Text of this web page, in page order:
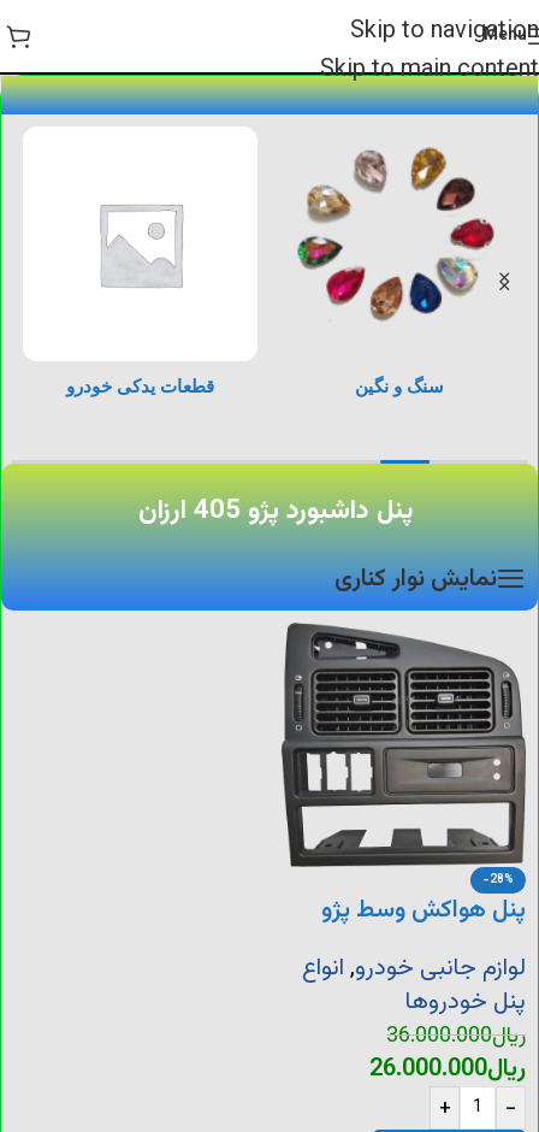
Skip to navigation
Skip to main content
Menu
سنگ و نگین قطعات یدکی خودرو
پنل داشبورد پژو 405 ارزان
نمایش نوار کناری
-28%
پنل هواکش وسط پژو
لوازم جانبی خودرو,انواع
پنل خودروها
ریال36.000.000
ریال26.000.000
-
+